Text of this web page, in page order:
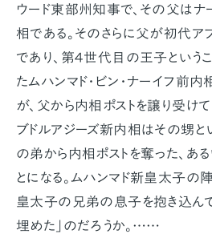
ウード東部州知事で、その父はナ
相である。そのさらに父が初代ア
であり、第４世代目の王子という
たムハンマド・ビン・ナーイフ前
が、父から内相ポストを譲り受け
ブドルアジーズ新内相はその甥と
の弟から内相ポストを奪った、あ
とになる。ムハンマド新皇太子の
皇太子の兄弟の息子を抱き込ん
埋めた」のだろうか。……